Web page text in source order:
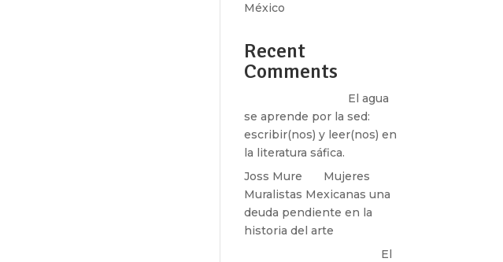
México
Recent
Comments
El agua
se aprende por la sed:
escribir(nos) y leer(nos) en
la literatura sáfica.
Joss Mure
Mujeres
Muralistas Mexicanas una
deuda pendiente en la
historia del arte
El